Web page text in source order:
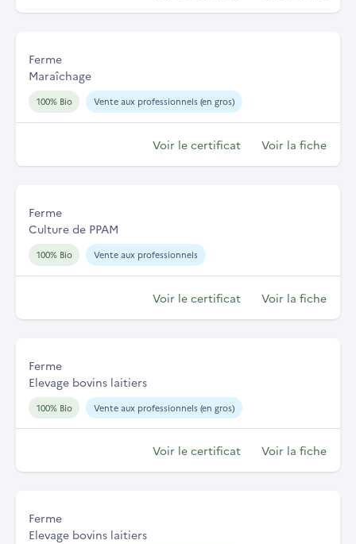
Ferme
Maraîchage
100% Bio Vente aux professionnels (en gros)
Voir le certificat Voir la fiche
Ferme
Culture de PPAM
100% Bio Vente aux professionnels
Voir le certificat Voir la fiche
Ferme
Elevage bovins laitiers
100% Bio Vente aux professionnels (en gros)
Voir le certificat Voir la fiche
Ferme
Elevage bovins laitiers